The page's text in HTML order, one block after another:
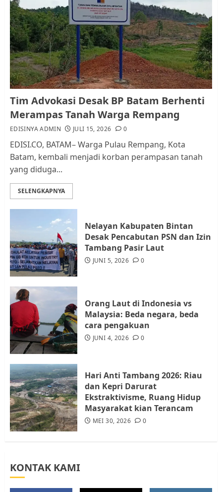
1
Pemko Batam Tegaskan RT dan
RW bukan Petugas Pendataan
dan Pemungutan Pajak
AGUSTUS 1, 2026 0
Kader Pajak jadi Penghubung
Pemerintah dan Masyarakat di
Lingkungan RT/RW
AGUSTUS 1, 2026
4
Warga Rempang Ajukan
Audiensi dengan Wali Kota
5
Tim Advokasi Desak BP Batam
Berhenti Merampas Tanah
Tim Advokasi Desak BP Batam Berhenti
Merampas Tanah Warga Rempang
EDISINYA ADMIN JULI 15, 2026 0
EDISI.CO, BATAM– Warga Pulau Rempang, Kota
Batam, kembali menjadi korban perampasan tanah
yang diduga...
SELENGKAPNYA
Nelayan Kabupaten Bintan
Desak Pencabutan PSN dan Izin
Tambang Pasir Laut
JUNI 5, 2026 0
Orang Laut di Indonesia vs
Malaysia: Beda negara, beda
cara pengakuan
JUNI 4, 2026 0
Hari Anti Tambang 2026: Riau
dan Kepri Darurat
Ekstraktivisme, Ruang Hidup
Masyarakat kian Terancam
MEI 30, 2026 0
KONTAK KAMI